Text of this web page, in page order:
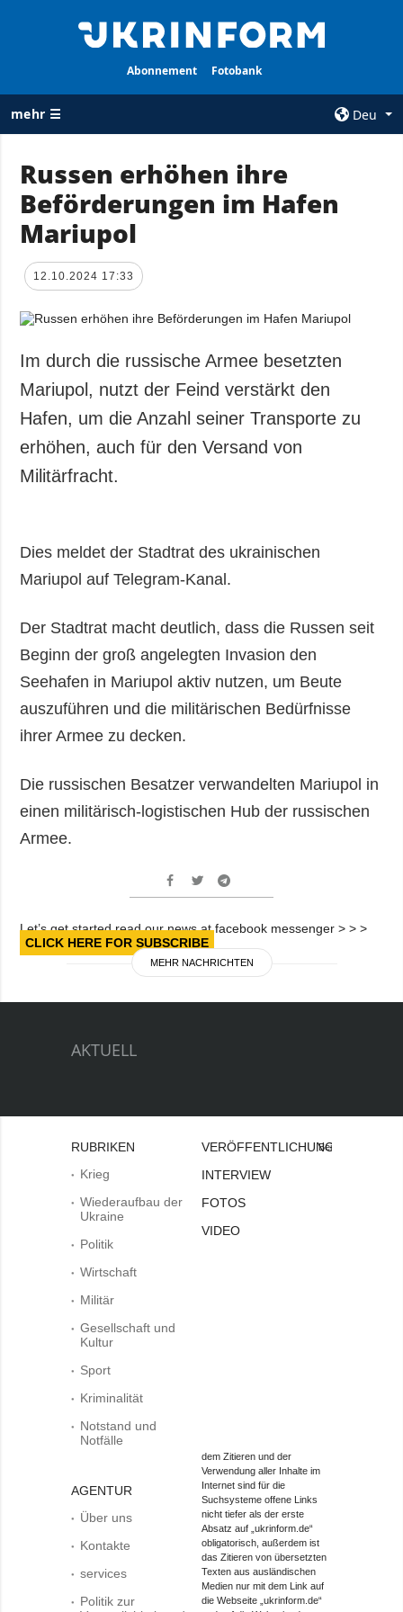
Abonnement Fotobank
mehr ☰
Deu
ALLE
RUBRIKEN
Krieg
Wiederaufbau
Politik
Wirtschaft
Militär
Gesellschaft und
Kultur
AGENTUR
Politik zur
und zum Schutz
personenbezogener
Daten
ZUSÄTZLICH
Interview
Fotos
Video
Fotobank
Russen erhöhen ihre
Beförderungen im Hafen
Mariupol
12.10.2024 17:33
Im durch die russische Armee besetzten
Mariupol, nutzt der Feind verstärkt den
Hafen, um die Anzahl seiner Transporte zu
erhöhen, auch für den Versand von
Militärfracht.
Dies meldet der Stadtrat des ukrainischen
Mariupol auf Telegram-Kanal.
Der Stadtrat macht deutlich, dass die Russen seit
Beginn der groß angelegten Invasion den
Seehafen in Mariupol aktiv nutzen, um Beute
auszuführen und die militärischen Bedürfnisse
ihrer Armee zu decken.
Die russischen Besatzer verwandelten Mariupol in
einen militärisch-logistischen Hub der russischen
Armee.
Let’s get started read our news at facebook messenger > > >
CLICK HERE FOR SUBSCRIBE
MEHR NACHRICHTEN
AKTUELL
RUBRIKEN
Krieg
Wiederaufbau der
Ukraine
Politik
Wirtschaft
Militär
Gesellschaft und
Kultur
Sport
Kriminalität
Notstand und
Notfälle
AGENTUR
Über uns
Kontakte
services
Politik zur
VERÖFFENTLICHUNGEN
INTERVIEW
FOTOS
VIDEO
Bei
dem Zitieren und der
Verwendung aller Inhalte im
Internet sind für die
Suchsysteme offene Links
nicht tiefer als der erste
Absatz auf „ukrinform.de“
obligatorisch, außerdem ist
das Zitieren von übersetzten
Texten aus ausländischen
Medien nur mit dem Link auf
die Webseite „ukrinform.de“